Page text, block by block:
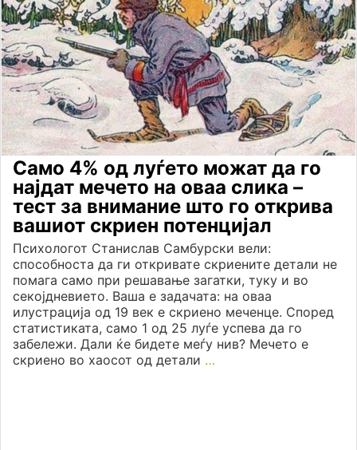
Само 4% од луѓето можат да го
најдат мечето на оваа слика –
тест за внимание што го открива
вашиот скриен потенцијал
Психологот Станислав Самбурски вели:
способноста да ги откривате скриените детали не
помага само при решавање загатки, туку и во
секојдневието. Ваша е задачата: на оваа
илустрација од 19 век е скриено меченце. Според
статистиката, само 1 од 25 луѓе успева да го
забележи. Дали ќе бидете меѓу нив? Мечето е
скриено во хаосот од детали …